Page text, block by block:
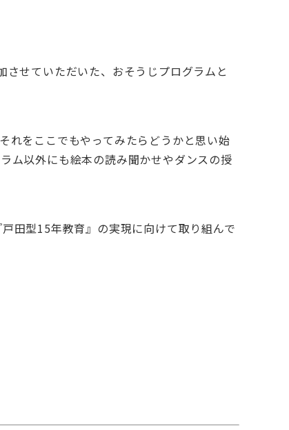
させていただいた、おそうじプログラムと
れをここでもやってみたらどうかと思い始
ム以外にも絵本の読み聞かせやダンスの授
田型15年教育』の実現に向けて取り組んで